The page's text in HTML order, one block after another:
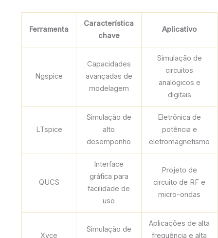
Ferramenta
Característica
chave
Aplicativo
Ngspice
Capacidades
avançadas de
modelagem
Simulação de
circuitos
analógicos e
digitais
LTspice
Simulação de
alto
desempenho
Eletrônica de
potência e
eletromagnetismo
QUCS
Interface
gráfica para
facilidade de
uso
Projeto de
circuito de RF e
micro-ondas
Xyce
Simulação de
Aplicações de alta
frequência e alta